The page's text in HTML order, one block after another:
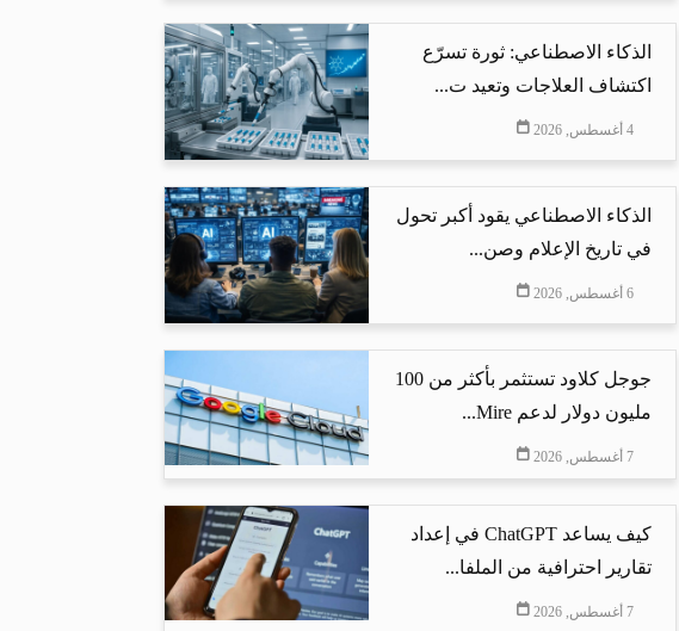
الذكاء الاصطناعي: ثورة تسرّع
اكتشاف العلاجات وتعيد ت...
4 أغسطس, 2026
الذكاء الاصطناعي يقود أكبر تحول
في تاريخ الإعلام وصن...
6 أغسطس, 2026
جوجل كلاود تستثمر بأكثر من 100
مليون دولار لدعم Mire...
7 أغسطس, 2026
كيف يساعد ChatGPT في إعداد
تقارير احترافية من الملفا...
7 أغسطس, 2026